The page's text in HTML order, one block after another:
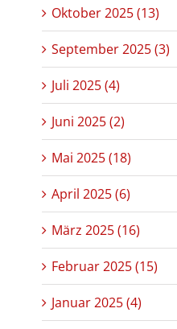
Oktober 2025 (13)
September 2025 (3)
Juli 2025 (4)
Juni 2025 (2)
Mai 2025 (18)
April 2025 (6)
März 2025 (16)
Februar 2025 (15)
Januar 2025 (4)